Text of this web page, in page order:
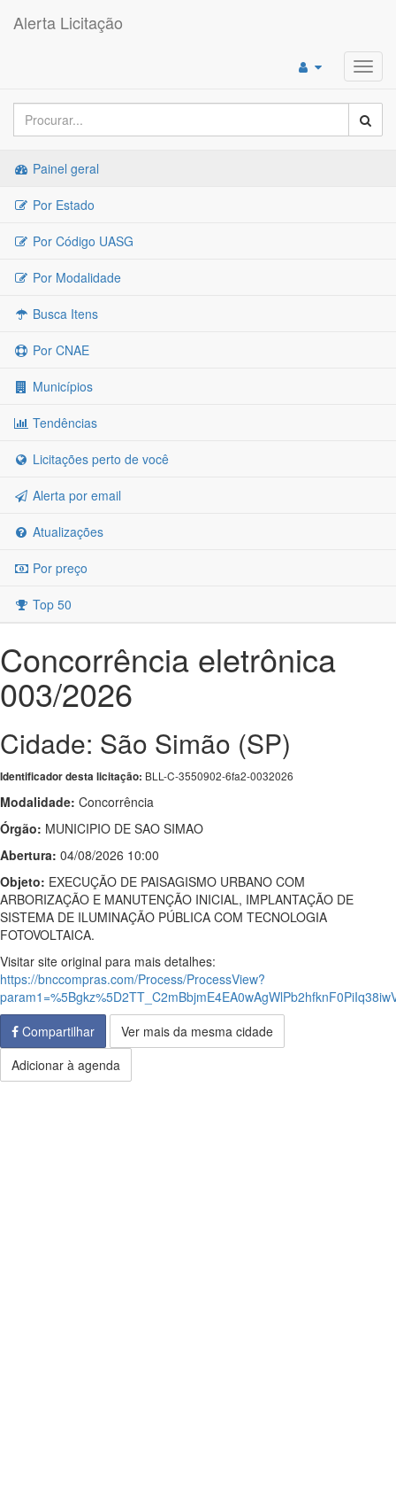
Alerta Licitação
Painel geral
Por Estado
Por Código UASG
Por Modalidade
Busca Itens
Por CNAE
Municípios
Tendências
Licitações perto de você
Alerta por email
Atualizações
Por preço
Top 50
Concorrência eletrônica
003/2026
Cidade: São Simão (SP)
Identificador desta licitação: BLL-C-3550902-6fa2-0032026
Modalidade: Concorrência
Órgão: MUNICIPIO DE SAO SIMAO
Abertura: 04/08/2026 10:00
Objeto: EXECUÇÃO DE PAISAGISMO URBANO COM
ARBORIZAÇÃO E MANUTENÇÃO INICIAL, IMPLANTAÇÃO DE
SISTEMA DE ILUMINAÇÃO PÚBLICA COM TECNOLOGIA
FOTOVOLTAICA.
Visitar site original para mais detalhes:
https://bnccompras.com/Process/ProcessView?
Compartilhar
Ver mais da mesma cidade
Adicionar à agenda